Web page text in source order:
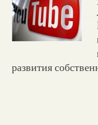
развития